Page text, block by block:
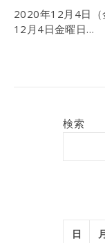
2020年12月4日（金）の行動履歴 福岡県、山口県 2020年
12月4日金曜日…
検索
日